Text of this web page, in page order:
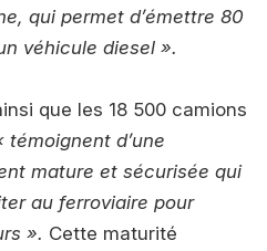
qui permet d’émettre 80
véhicule diesel ».
que les 18 500 camions
témoignent d’une
mature et sécurisée qui
au ferroviaire pour
». Cette maturité